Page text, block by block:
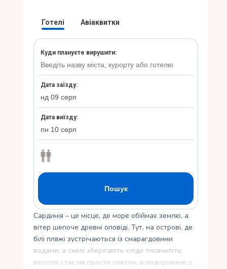
Контакти
Сардинія – це місце, де море обіймає землю, а
вітер шепоче древні оповіді. Тут, на острові, де
білі пляжі зустрічаються із смарагдовими
водами, а скелі зберігають сліди тисячоліть,
весілля стає не просто святом, а подорожжю у